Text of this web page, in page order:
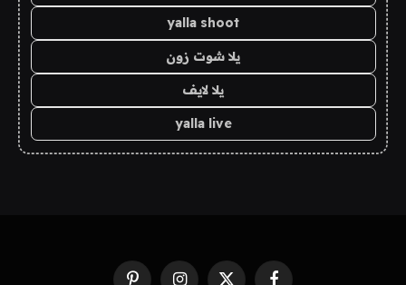
yalla shoot
يلا شوت زون
يلا لايف
yalla live